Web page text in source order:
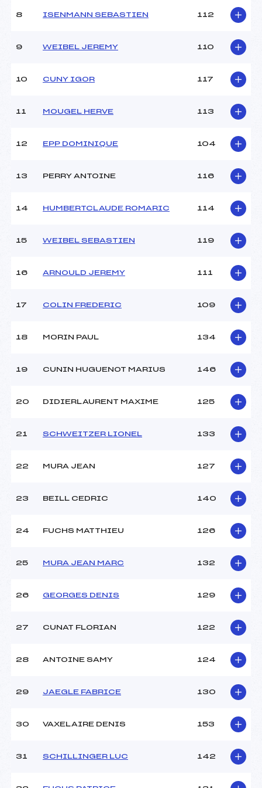
8 ISENMANN SEBASTIEN 112
9 WEIBEL JEREMY 110
10 CUNY IGOR 117
11 MOUGEL HERVE 113
12 EPP DOMINIQUE 104
13 PERRY ANTOINE 116
14 HUMBERTCLAUDE ROMARIC 114
15 WEIBEL SEBASTIEN 119
16 ARNOULD JEREMY 111
17 COLIN FREDERIC 109
18 MORIN PAUL 134
19 CUNIN HUGUENOT MARIUS 146
20 DIDIERLAURENT MAXIME 125
21 SCHWEITZER LIONEL 133
22 MURA JEAN 127
23 BEILL CEDRIC 140
24 FUCHS MATTHIEU 126
25 MURA JEAN MARC 132
26 GEORGES DENIS 129
27 CUNAT FLORIAN 122
28 ANTOINE SAMY 124
29 JAEGLE FABRICE 130
30 VAXELAIRE DENIS 153
31 SCHILLINGER LUC 142